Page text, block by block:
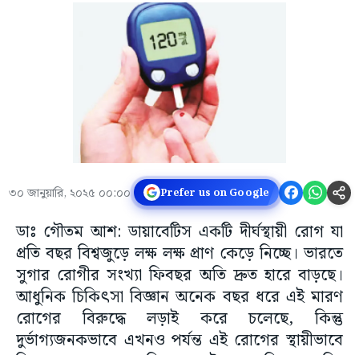
৩০ জানুয়ারি, ২০২৫ ০০:০০ Prefer us on Google
ডাঃ গৌতম আশ: ডায়াবেটিস একটি দীর্ঘস্থায়ী রোগ যা
প্রতি বছর বিশ্বজুড়ে লক্ষ লক্ষ প্রাণ কেড়ে নিচ্ছে। ভারতে
সুগার রোগীর সংখ্যা ফিবছর অতি দ্রুত হারে বাড়ছে।
আধুনিক চিকিৎসা বিজ্ঞান অনেক বছর ধরে এই মারণ
রোগের বিরুদ্ধে লড়াই করে চলেছে, কিন্তু
দুর্ভাগ্যজনকভাবে এখনও পর্যন্ত এই রোগের স্থায়ীভাবে